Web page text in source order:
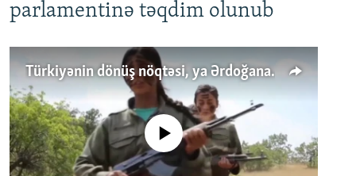
parlamentinə təqdim olunub
Türkiyənin dönüş nöqtəsi, ya Ərdoğana üçüncü şans: PKK ilə qəfil barışıq nə deməkdir?
No media source currently available